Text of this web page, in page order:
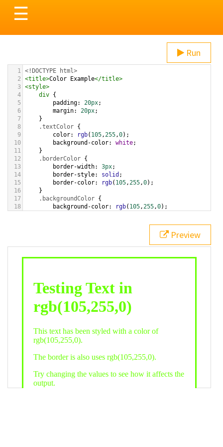
Toggle
navigation
☰
Run
1 <!DOCTYPE html>
2
<title>Color Example</title>
3 <style>
4
div {
5
padding: 20px;
6
margin: 20px;
7
}
8
.textColor {
9
color: rgb( 105,255,0);
10
background-color: white;
11
}
12
.borderColor {
13
border-width: 3px;
14
border-style: solid ;
15
border-color: rgb( 105,255,0);
16
}
17
.backgroundColor {
18
background-color: rgb( 105,255,0);
bottom ,
white, rgb(105,255,0));
div class="textColor borderColor"
< h1>Testing Text in rgb(105,255,0)
Preview